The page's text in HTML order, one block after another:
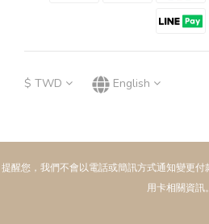
$ TWD English
提醒您，我們不會以電話或簡訊方式通知變更
用卡相關資訊。